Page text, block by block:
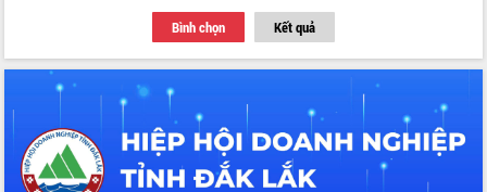
Thứ trưởng Bộ Y tế làm việc với tỉnh
Đắk Lắk về phát triển nhân lực y tế
cho trạm y tế cấp xã
Du lịch Đắk Lắk nâng tầm trải nghiệm
du khách thông qua Hệ thống cơ sở dữ
liệu và Bản đồ số
Tập huấn ứng dụng trí tuệ nhân tạo (AI)
trong thương mại điện tử năm 2026
Bình chọn Kết quả